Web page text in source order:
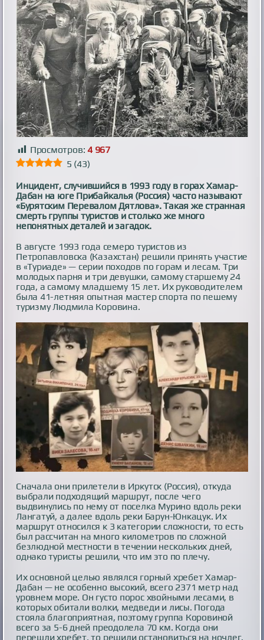
Просмотров: 4 967
5 (43)
Инцидент, случившийся в 1993 году в горах Хамар-
Дабан на юге Прибайкалья (Россия) часто называют
«Бурятским Перевалом Дятлова». Такая же странная
смерть группы туристов и столько же много
непонятных деталей и загадок.
В августе 1993 года семеро туристов из
Петропавловска (Казахстан) решили принять участие
в «Туриаде» — серии походов по горам и лесам. Три
молодых парня и три девушки, самому старшему 24
года, а самому младшему 15 лет. Их руководителем
была 41-летняя опытная мастер спорта по пешему
туризму Людмила Коровина.
Сначала они прилетели в Иркутск (Россия), откуда
выбрали подходящий маршрут, после чего
выдвинулись по нему от поселка Мурино вдоль реки
Лангатуй, а далее вдоль реки Барун-Юнкацук. Их
маршрут относился к 3 категории сложности, то есть
был рассчитан на много километров по сложной
безлюдной местности в течении нескольких дней,
однако туристы решили, что им это по плечу.
Их основной целью являлся горный хребет Хамар-
Дабан — не особенно высокий, всего 2371 метр над
уровнем море. Он густо порос хвойными лесами, в
которых обитали волки, медведи и лисы. Погода
стояла благоприятная, поэтому группа Коровиной
всего за 5-6 дней преодолела 70 км. Когда они
перешли хребет, то решили остановиться на ночлег.